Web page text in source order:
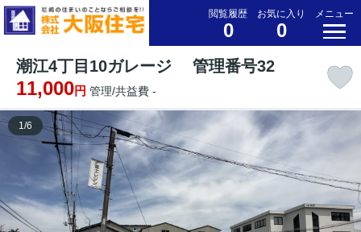
閲覧履歴
0
お気に入り
0
メニュー
潮江4丁目10ガレージ 管理番号32
11,000円 管理/共益費 -
1/6